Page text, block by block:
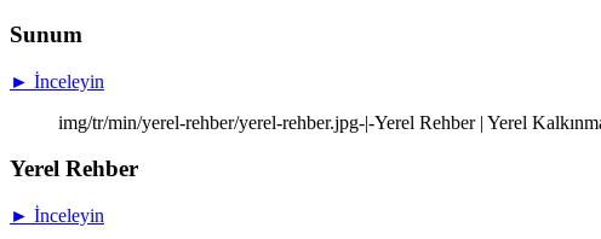
Sunum
► İnceleyin
img/tr/min/yerel-rehber/yerel-rehber.jpg-|-Yerel Rehber | Yerel
Yerel Rehber
► İnceleyin